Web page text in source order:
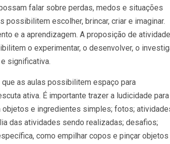
falar sobre perdas, medos e situações
possibilitem escolher, brincar, criar e imaginar.
e a aprendizagem. A proposição de
o experimentar, o desenvolver, o
significativa.
as aulas possibilitem espaço para
ativa. É importante trazer a ludicidade
e ingredientes simples; fotos;
das atividades sendo realizadas; desafios;
como empilhar copos e pinçar objetos